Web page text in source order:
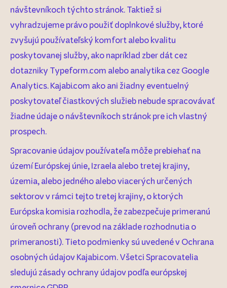
návštevníkoch týchto stránok. Taktiež si
vyhradzujeme právo použiť doplnkové služby, ktoré
zvyšujú používateľský komfort alebo kvalitu
poskytovanej služby, ako napríklad zber dát cez
dotazniky Typeform.com alebo analytika cez Google
Analytics. Kajabi.com ako ani žiadny eventuelný
poskytovateľ čiastkových služieb nebude spracovávať
žiadne údaje o návštevníkoch stránok pre ich vlastný
prospech.
Spracovanie údajov používateľa môže prebiehať na
území Európskej únie, Izraela alebo tretej krajiny,
územia, alebo jedného alebo viacerých určených
sektorov v rámci tejto tretej krajiny, o ktorých
Európska komisia rozhodla, že zabezpečuje primeranú
úroveň ochrany (prevod na základe rozhodnutia o
primeranosti). Tieto podmienky sú uvedené v Ochrana
osobných údajov Kajabi.com. Všetci Spracovatelia
sledujú zásady ochrany údajov podľa európskej